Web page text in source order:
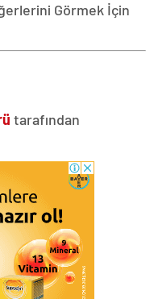
Görmek İçin
tarafından